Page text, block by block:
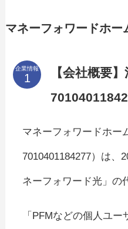
マネーフォワードホー
企業情報
【会社概要
マネーフォワードホー
7010401184277）は、
ネーフォワード光」の
「PFMなどの個人ユ